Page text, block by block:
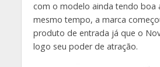
com o modelo ainda tendo boa
mesmo tempo, a marca
produto de entrada já que o
logo seu poder de atração.